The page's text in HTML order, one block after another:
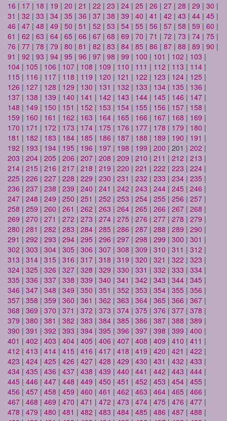
16 | 17 | 18 | 19 | 20 | 21 | 22 | 23 | 24 | 25 | 26 | 27 | 28 | 29 | 30 |
31 | 32 | 33 | 34 | 35 | 36 | 37 | 38 | 39 | 40 | 41 | 42 | 43 | 44 | 45 |
46 | 47 | 48 | 49 | 50 | 51 | 52 | 53 | 54 | 55 | 56 | 57 | 58 | 59 | 60 |
61 | 62 | 63 | 64 | 65 | 66 | 67 | 68 | 69 | 70 | 71 | 72 | 73 | 74 | 75 |
76 | 77 | 78 | 79 | 80 | 81 | 82 | 83 | 84 | 85 | 86 | 87 | 88 | 89 | 90 |
91 | 92 | 93 | 94 | 95 | 96 | 97 | 98 | 99 | 100 | 101 | 102 | 103 |
104 | 105 | 106 | 107 | 108 | 109 | 110 | 111 | 112 | 113 | 114 |
115 | 116 | 117 | 118 | 119 | 120 | 121 | 122 | 123 | 124 | 125 |
126 | 127 | 128 | 129 | 130 | 131 | 132 | 133 | 134 | 135 | 136 |
137 | 138 | 139 | 140 | 141 | 142 | 143 | 144 | 145 | 146 | 147 |
148 | 149 | 150 | 151 | 152 | 153 | 154 | 155 | 156 | 157 | 158 |
159 | 160 | 161 | 162 | 163 | 164 | 165 | 166 | 167 | 168 | 169 |
170 | 171 | 172 | 173 | 174 | 175 | 176 | 177 | 178 | 179 | 180 |
181 | 182 | 183 | 184 | 185 | 186 | 187 | 188 | 189 | 190 | 191 |
192 | 193 | 194 | 195 | 196 | 197 | 198 | 199 | 200 | 201 | 202 |
203 | 204 | 205 | 206 | 207 | 208 | 209 | 210 | 211 | 212 | 213 |
214 | 215 | 216 | 217 | 218 | 219 | 220 | 221 | 222 | 223 | 224 |
225 | 226 | 227 | 228 | 229 | 230 | 231 | 232 | 233 | 234 | 235 |
236 | 237 | 238 | 239 | 240 | 241 | 242 | 243 | 244 | 245 | 246 |
247 | 248 | 249 | 250 | 251 | 252 | 253 | 254 | 255 | 256 | 257 |
258 | 259 | 260 | 261 | 262 | 263 | 264 | 265 | 266 | 267 | 268 |
269 | 270 | 271 | 272 | 273 | 274 | 275 | 276 | 277 | 278 | 279 |
280 | 281 | 282 | 283 | 284 | 285 | 286 | 287 | 288 | 289 | 290 |
291 | 292 | 293 | 294 | 295 | 296 | 297 | 298 | 299 | 300 | 301 |
302 | 303 | 304 | 305 | 306 | 307 | 308 | 309 | 310 | 311 | 312 |
313 | 314 | 315 | 316 | 317 | 318 | 319 | 320 | 321 | 322 | 323 |
324 | 325 | 326 | 327 | 328 | 329 | 330 | 331 | 332 | 333 | 334 |
335 | 336 | 337 | 338 | 339 | 340 | 341 | 342 | 343 | 344 | 345 |
346 | 347 | 348 | 349 | 350 | 351 | 352 | 353 | 354 | 355 | 356 |
357 | 358 | 359 | 360 | 361 | 362 | 363 | 364 | 365 | 366 | 367 |
368 | 369 | 370 | 371 | 372 | 373 | 374 | 375 | 376 | 377 | 378 |
379 | 380 | 381 | 382 | 383 | 384 | 385 | 386 | 387 | 388 | 389 |
390 | 391 | 392 | 393 | 394 | 395 | 396 | 397 | 398 | 399 | 400 |
401 | 402 | 403 | 404 | 405 | 406 | 407 | 408 | 409 | 410 | 411 |
412 | 413 | 414 | 415 | 416 | 417 | 418 | 419 | 420 | 421 | 422 |
423 | 424 | 425 | 426 | 427 | 428 | 429 | 430 | 431 | 432 | 433 |
434 | 435 | 436 | 437 | 438 | 439 | 440 | 441 | 442 | 443 | 444 |
445 | 446 | 447 | 448 | 449 | 450 | 451 | 452 | 453 | 454 | 455 |
456 | 457 | 458 | 459 | 460 | 461 | 462 | 463 | 464 | 465 | 466 |
467 | 468 | 469 | 470 | 471 | 472 | 473 | 474 | 475 | 476 | 477 |
478 | 479 | 480 | 481 | 482 | 483 | 484 | 485 | 486 | 487 | 488 |